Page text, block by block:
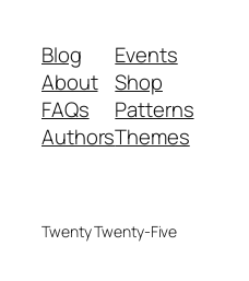
Blog
About
FAQs
Authors
Events
Shop
Patterns
Themes
Twenty Twenty-Five